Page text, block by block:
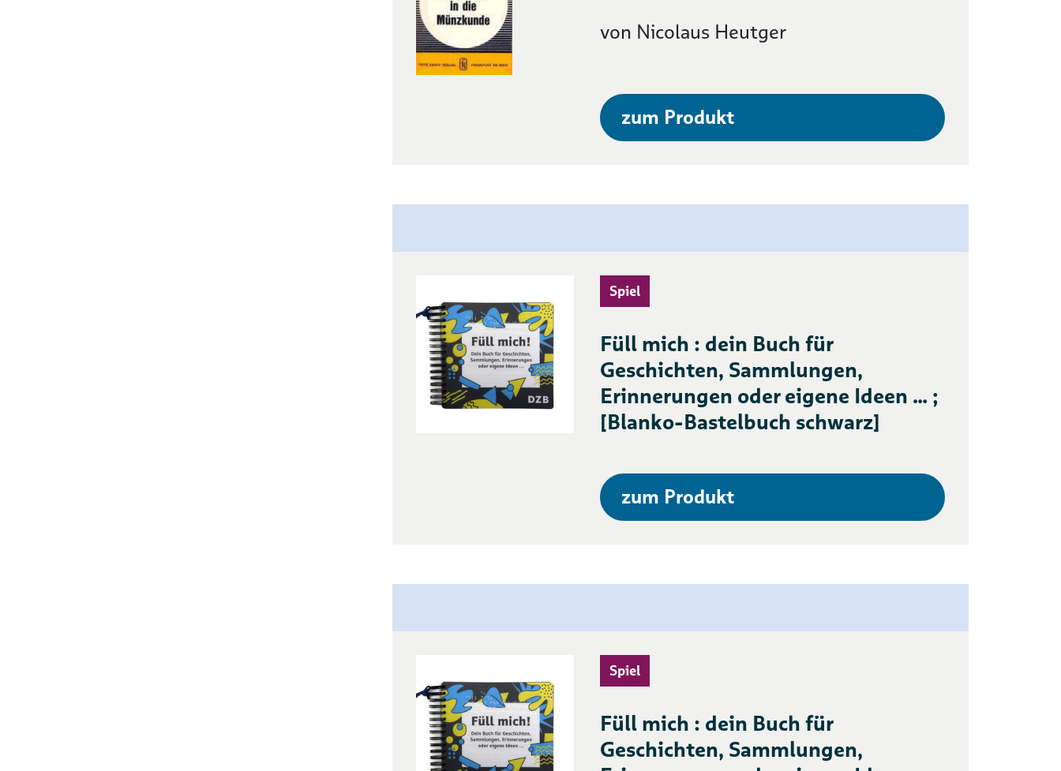
von Nicolaus Heutger
zum Produkt
Spiel
Füll mich : dein Buch für
Geschichten, Sammlungen,
Erinnerungen oder eigene Ideen … ;
[Blanko-Bastelbuch schwarz]
zum Produkt
Spiel
Füll mich : dein Buch für
Geschichten, Sammlungen,